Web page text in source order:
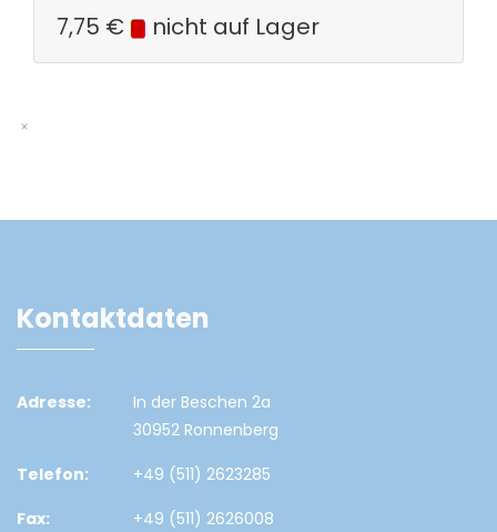
7,75 € nicht auf Lager
Kontaktdaten
Adresse:
In der Beschen 2a
30952 Ronnenberg
Telefon:
+49 (511) 2623285
Fax:
+49 (511) 2626008